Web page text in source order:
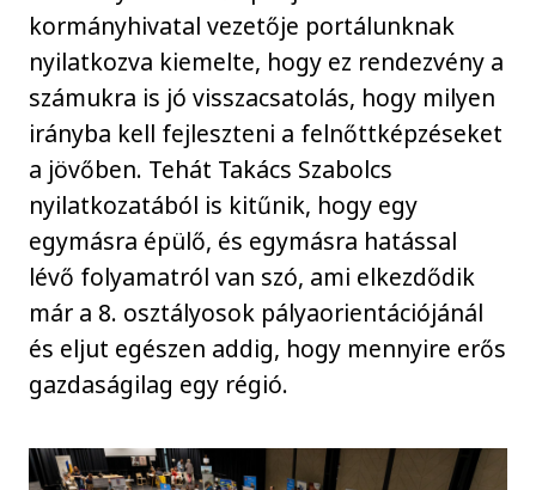
kormányhivatal vezetője portálunknak
nyilatkozva kiemelte, hogy ez rendezvény a
számukra is jó visszacsatolás, hogy milyen
irányba kell fejleszteni a felnőttképzéseket
a jövőben. Tehát Takács Szabolcs
nyilatkozatából is kitűnik, hogy egy
egymásra épülő, és egymásra hatással
lévő folyamatról van szó, ami elkezdődik
már a 8. osztályosok pályaorientációjánál
és eljut egészen addig, hogy mennyire erős
gazdaságilag egy régió.